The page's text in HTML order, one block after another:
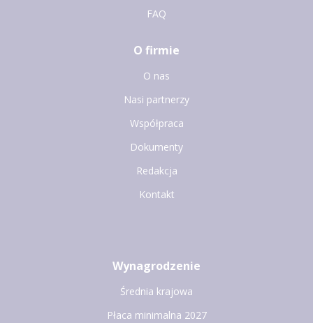
FAQ
O firmie
O nas
Nasi partnerzy
Współpraca
Dokumenty
Redakcja
Kontakt
Wynagrodzenie
Średnia krajowa
Płaca minimalna 2027